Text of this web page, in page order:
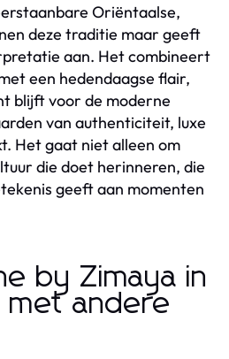
Oriëntaalse,
deze traditie maar geeft
aan. Het combineert
een hedendaagse flair,
blijft voor de moderne
van authenticiteit, luxe
Het gaat niet alleen om
die doet herinneren, die
geeft aan momenten
by Zimaya in
met andere